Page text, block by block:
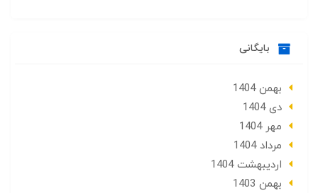
بایگانی
بهمن 1404
دی 1404
مهر 1404
مرداد 1404
ارديبهشت 1404
بهمن 1403